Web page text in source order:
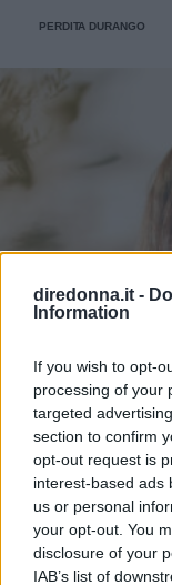
diredonna.it -
Information
If you wish to opt-
processing of your
targeted
section to confirm
opt-out request is
interest-based ads
us or personal
your opt-out. You
disclosure of your
IAB’s list of
PERDITA DURANGO
ATTUALITÀ